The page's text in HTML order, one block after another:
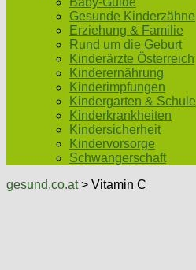
Gesunde Kinderzähne
Erziehung & Familie
Rund um die Geburt
Kinderärzte Österreich
Kinderernährung
Kinderimpfungen
Kindergarten & Schule
Kinderkrankheiten
Kindersicherheit
Kindervorsorge
Schwangerschaft
gesund.co.at> Vitamin C